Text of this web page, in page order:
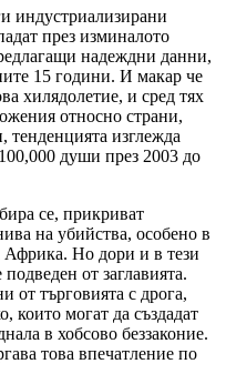
индустриализирани
през изминалото
надеждни данни,
15 години. И макар че
хилядолетие, и сред тях
относно страни,
тенденцията изглежда
души през 2003 до
се, прикриват
на убийства, особено в
Африка. Но дори и в тези
от заглавията.
от търговията с дрога,
които могат да създадат
в хобсово беззаконие.
това впечатление по